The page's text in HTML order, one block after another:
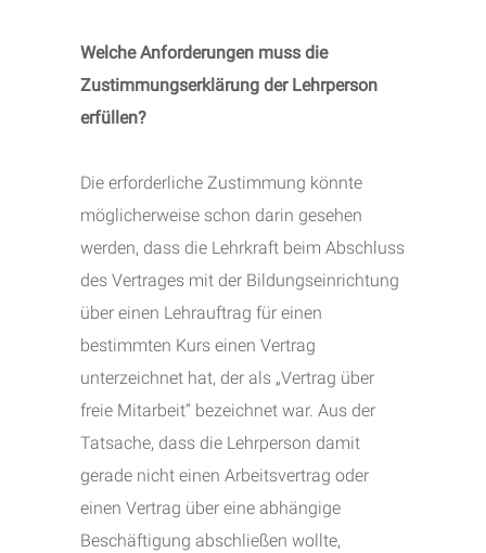
Welche Anforderungen muss die
Zustimmungserklärung der Lehrperson
erfüllen?
Die erforderliche Zustimmung könnte
möglicherweise schon darin gesehen
werden, dass die Lehrkraft beim Abschluss
des Vertrages mit der Bildungseinrichtung
über einen Lehrauftrag für einen
bestimmten Kurs einen Vertrag
unterzeichnet hat, der als „Vertrag über
freie Mitarbeit“ bezeichnet war. Aus der
Tatsache, dass die Lehrperson damit
gerade nicht einen Arbeitsvertrag oder
einen Vertrag über eine abhängige
Beschäftigung abschließen wollte,